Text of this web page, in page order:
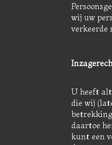
wij uw
verkeerde
U heeft
die wij
daartoe
kunt een